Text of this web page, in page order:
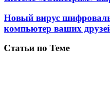
Новый вирус
компьютер ваших
Статьи по Теме